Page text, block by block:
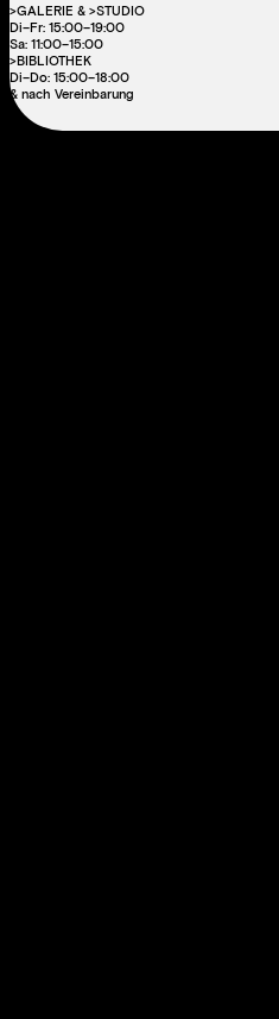
>GALERIE & >STUDIO
Di–Fr: 15:00–19:00
Sa: 11:00–15:00
>BIBLIOTHEK
Di–Do: 15:00–18:00
& nach Vereinbarung